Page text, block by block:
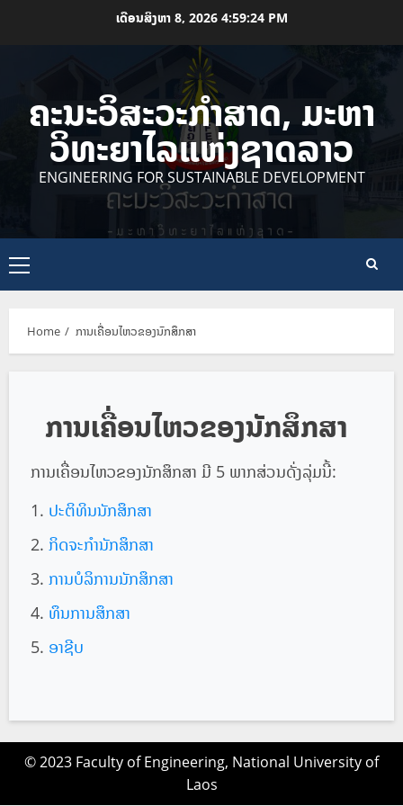
ເດືອນສິງຫາ 8, 2026 4:59:24 PM
ຄະນະວິສະວະກຳສາດ, ມະຫາ
ວິທະຍາໄລແຫ່ງຊາດລາວ
ENGINEERING FOR SUSTAINABLE DEVELOPMENT
Primary
Menu
Home ການເຄື່ອນໄຫວຂອງນັກສຶກສາ
ການເຄື່ອນໄຫວຂອງນັກສຶກສາ
ການເຄື່ອນໄຫວຂອງນັກສຶກສາ ມີ 5 ພາກສ່ວນດັ່ງລຸ່ມນີ້:
ປະຕິທິນນັກສຶກສາ
ກິດຈະກຳນັກສຶກສາ
ການບໍລິການນັກສຶກສາ
ທຶນການສຶກສາ
ອາຊີບ
© 2023 Faculty of Engineering, National University of
Laos